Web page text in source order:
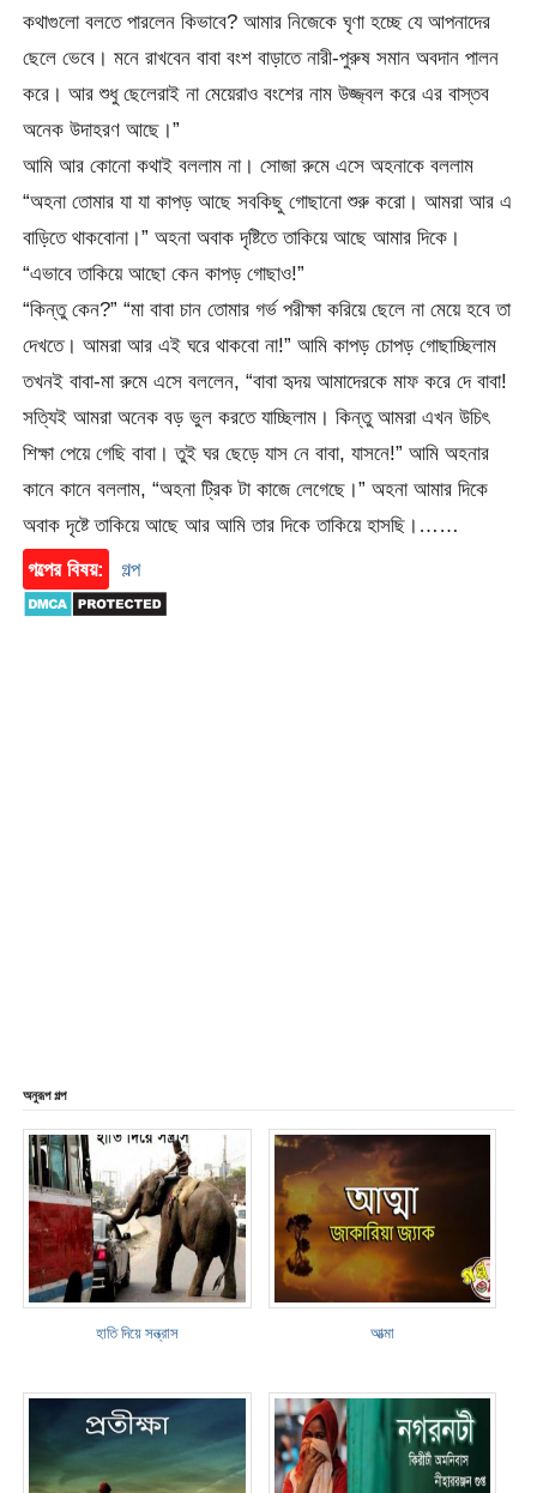
কথাগুলো বলতে পারলেন কিভাবে? আমার নিজেকে ঘৃণা হচ্ছে যে আপনাদের
ছেলে ভেবে। মনে রাখবেন বাবা বংশ বাড়াতে নারী-পুরুষ সমান অবদান পালন
করে। আর শুধু ছেলেরাই না মেয়েরাও বংশের নাম উজ্জ্বল করে এর বাস্তব
অনেক উদাহরণ আছে।”
আমি আর কোনো কথাই বললাম না। সোজা রুমে এসে অহনাকে বললাম
“অহনা তোমার যা যা কাপড় আছে সবকিছু গোছানো শুরু করো। আমরা আর এ
বাড়িতে থাকবোনা।” অহনা অবাক দৃষ্টিতে তাকিয়ে আছে আমার দিকে।
“এভাবে তাকিয়ে আছো কেন কাপড় গোছাও!”
“কিন্তু কেন?” “মা বাবা চান তোমার গর্ভ পরীক্ষা করিয়ে ছেলে না মেয়ে হবে তা
দেখতে। আমরা আর এই ঘরে থাকবো না!” আমি কাপড় চোপড় গোছাচ্ছিলাম
তখনই বাবা-মা রুমে এসে বললেন, “বাবা হৃদয় আমাদেরকে মাফ করে দে বাবা!
সত্যিই আমরা অনেক বড় ভুল করতে যাচ্ছিলাম। কিন্তু আমরা এখন উচিৎ
শিক্ষা পেয়ে গেছি বাবা। তুই ঘর ছেড়ে যাস নে বাবা, যাসনে!” আমি অহনার
কানে কানে বললাম, “অহনা ট্রিক টা কাজে লেগেছে।” অহনা আমার দিকে
অবাক দৃষ্টে তাকিয়ে আছে আর আমি তার দিকে তাকিয়ে হাসছি।……
গল্পের বিষয়:
গল্প
অনুরূপ গল্প
হাতি দিয়ে সন্ত্রাস আত্মা